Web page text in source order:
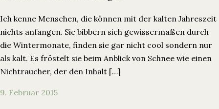
Ich kenne Menschen, die können mit der kalten Jahreszeit
nichts anfangen. Sie bibbern sich gewissermaßen durch
die Wintermonate, finden sie gar nicht cool sondern nur
als kalt. Es fröstelt sie beim Anblick von Schnee wie einen
Nichtraucher, der den Inhalt […]
9. Februar 2015